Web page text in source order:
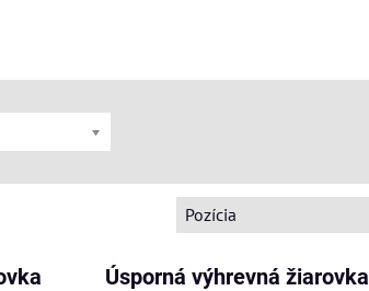
Pozícia
Úsporná výhrevná žiarovka